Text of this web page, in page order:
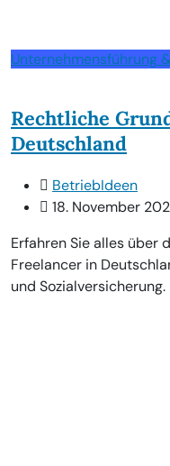
Unternehmensführung
Rechtliche
Deutschland
BetriebIdeen
18. November
Erfahren Sie alles über
Freelancer in
und Sozialversicherung.